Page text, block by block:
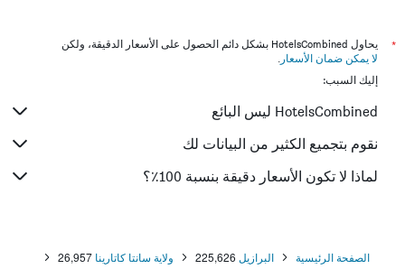
*
يحاول HotelsCombined بشكل دائم الحصول على الأسعار الدقيقة، ولكن
لا يمكن ضمان الأسعار .
إليك السبب:
HotelsCombined ليس البائع
نقوم بتجميع الكثير من البيانات لك
لماذا لا تكون الأسعار دقيقة بنسبة 100٪؟
الصفحة الرئيسية البرازيل 225,626 ولاية سانتا كاتارينا 26,957